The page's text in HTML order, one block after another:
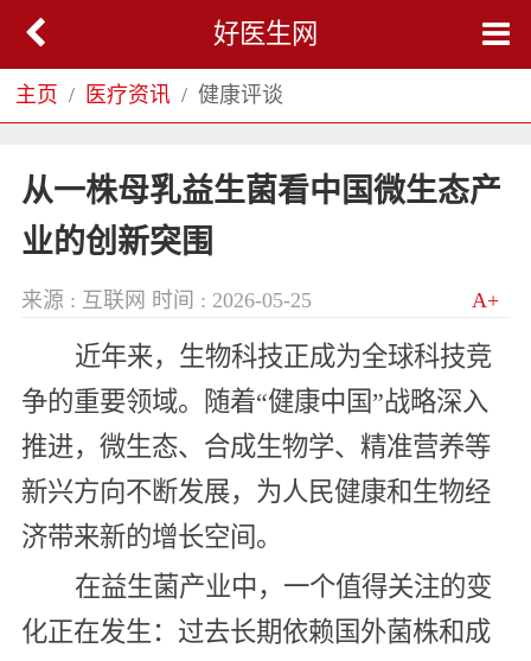
好医生网
主页 医疗资讯 健康评谈
从一株母乳益生菌看中国微生态产
业的创新突围
来源 : 互联网 时间 : 2026-05-25 A+
近年来，生物科技正成为全球科技竞
争的重要领域。随着“健康中国”战略深入
推进，微生态、合成生物学、精准营养等
新兴方向不断发展，为人民健康和生物经
济带来新的增长空间。
在益生菌产业中，一个值得关注的变
化正在发生：过去长期依赖国外菌株和成